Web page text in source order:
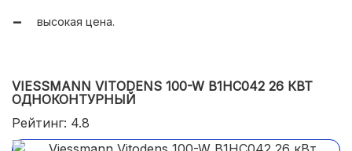
высокая цена.
VIESSMANN VITODENS 100-W B1HC042 26 КВТ
ОДНОКОНТУРНЫЙ
Рейтинг: 4.8